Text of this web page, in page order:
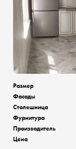
Размер
Фасады
Столешница
Фурнитура
Производитель
Цена